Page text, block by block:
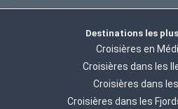
Destinations les
Croisières en
Croisières dans les
Croisières dans
Croisières dans les